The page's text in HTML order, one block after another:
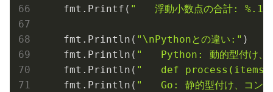
    fmt.Printf(
"   浮動小数点の合計:
    fmt.Println(
"\nPythonとの違い:" )
    fmt.Println(
"   Python: 動的型付け、
    fmt.Println(
"   def process(items):
    fmt.Println(
"   Go: 静的型付け、コンパ